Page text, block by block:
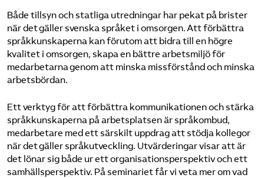
Både tillsyn och statliga utredningar har pekat på brister
när det gäller svenska språket i omsorgen. Att förbättra
språkkunskaperna kan förutom att bidra till en högre
kvalitet i omsorgen, skapa en bättre arbetsmiljö för
medarbetarna genom att minska missförstånd och minska
arbetsbördan.
Ett verktyg för att förbättra kommunikationen och stärka
språkkunskaperna på arbetsplatsen är språkombud,
medarbetare med ett särskilt uppdrag att stödja kollegor
när det gäller språkutveckling. Utvärderingar visar att är
det lönar sig både ur ett organisationsperspektiv och ett
samhällsperspektiv. På seminariet får vi veta mer om vad